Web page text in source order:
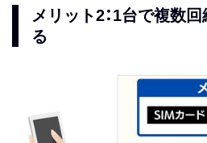
メリット2：1台で複数
る